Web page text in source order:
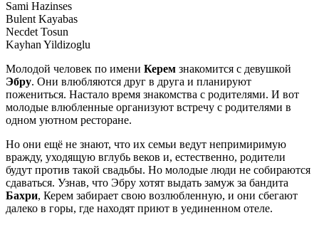
Sami Hazinses
Bulent Kayabas
Necdet Tosun
Kayhan Yildizoglu
Молодой человек по имени Керем знакомится с девушкой
Эбру. Они влюбляются друг в друга и планируют
пожениться. Настало время знакомства с родителями. И вот
молодые влюбленные организуют встречу с родителями в
одном уютном ресторане.
Но они ещё не знают, что их семьи ведут непримиримую
вражду, уходящую вглубь веков и, естественно, родители
будут против такой свадьбы. Но молодые люди не собираются
сдаваться. Узнав, что Эбру хотят выдать замуж за бандита
Бахри, Керем забирает свою возлюбленную, и они сбегают
далеко в горы, где находят приют в уединенном отеле.